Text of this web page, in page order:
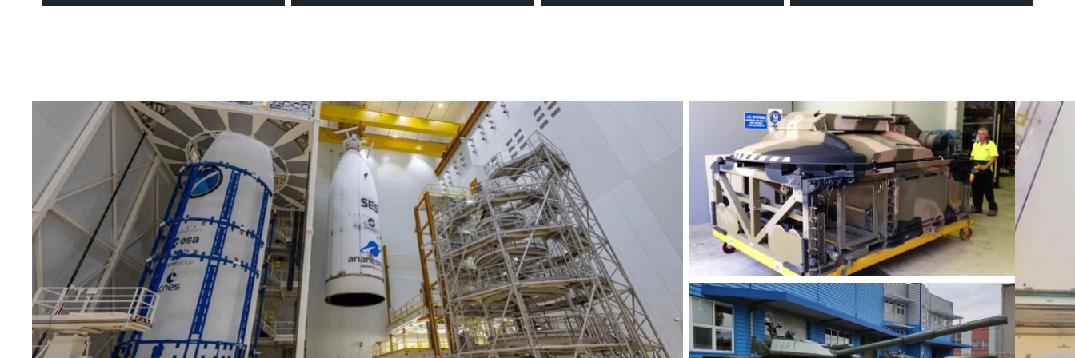
SmartMover é a solução ideal de
eficiência com os nossos
eficiência com os nossos
máxima visibilidade ao